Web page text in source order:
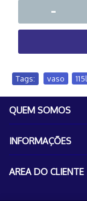
-
Tags: vaso 115l
QUEM SOMOS
INFORMAÇÕES
AREA DO CLIENTE